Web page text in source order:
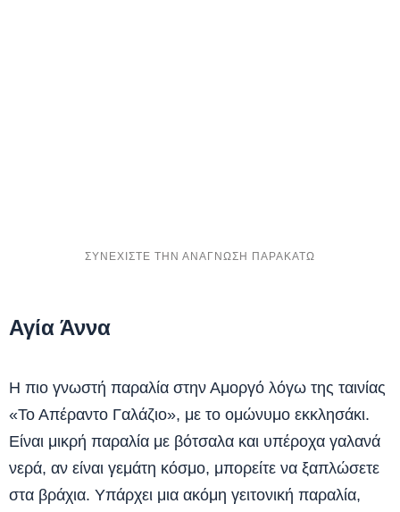
Αγία Άννα
Η πιο γνωστή παραλία στην Αμοργό λόγω της ταινίας
«Το Απέραντο Γαλάζιο», με το ομώνυμο εκκλησάκι.
Είναι μικρή παραλία με βότσαλα και υπέροχα γαλανά
νερά, αν είναι γεμάτη κόσμο, μπορείτε να ξαπλώσετε
στα βράχια. Υπάρχει μια ακόμη γειτονική παραλία,